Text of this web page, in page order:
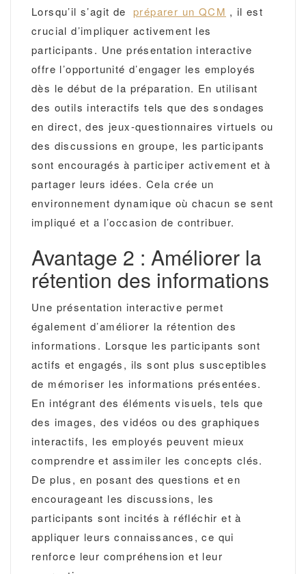
Lorsqu’il s’agit de préparer un QCM , il est
crucial d’impliquer activement les
participants. Une présentation interactive
offre l’opportunité d’engager les employés
dès le début de la préparation. En utilisant
des outils interactifs tels que des sondages
en direct, des jeux-questionnaires virtuels ou
des discussions en groupe, les participants
sont encouragés à participer activement et à
partager leurs idées. Cela crée un
environnement dynamique où chacun se sent
impliqué et a l’occasion de contribuer.
Avantage 2 : Améliorer la
rétention des informations
Une présentation interactive permet
également d’améliorer la rétention des
informations. Lorsque les participants sont
actifs et engagés, ils sont plus susceptibles
de mémoriser les informations présentées.
En intégrant des éléments visuels, tels que
des images, des vidéos ou des graphiques
interactifs, les employés peuvent mieux
comprendre et assimiler les concepts clés.
De plus, en posant des questions et en
encourageant les discussions, les
participants sont incités à réfléchir et à
appliquer leurs connaissances, ce qui
renforce leur compréhension et leur